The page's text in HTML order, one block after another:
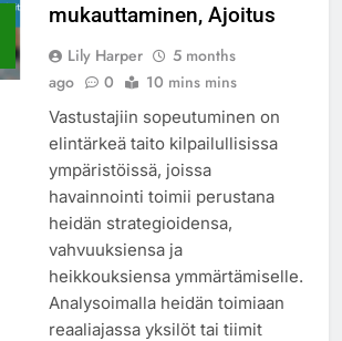
mukauttaminen, Ajoitus
Lily Harper
5 months
ago
0 10 mins mins
Vastustajiin sopeutuminen on
elintärkeä taito kilpailullisissa
ympäristöissä, joissa
havainnointi toimii perustana
heidän strategioidensa,
vahvuuksiensa ja
heikkouksiensa ymmärtämiselle.
Analysoimalla heidän toimiaan
reaaliajassa yksilöt tai tiimit